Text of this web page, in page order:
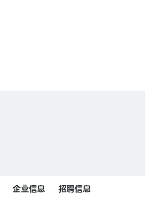
企业信息 招聘信息